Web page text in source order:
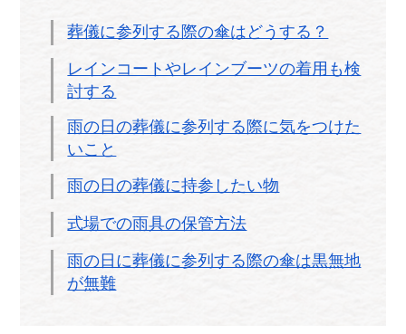
葬儀に参列する際の傘はどうする？
レインコートやレインブーツの着用も検
討する
雨の日の葬儀に参列する際に気をつけた
いこと
雨の日の葬儀に持参したい物
式場での雨具の保管方法
雨の日に葬儀に参列する際の傘は黒無地
が無難